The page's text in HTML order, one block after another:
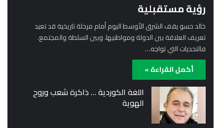
رؤية مستقبلية
خالد حسو يقف الشرق الأوسط اليوم أمام مرحلة تاريخية قد تعيد
تعريف العلاقة بين الدولة ومواطنيها، وبين السلطة والمجتمع.
فالتحديات التي تواجه…
أكمل القراءة »
اللغة الكوردية … ذاكرة شعب وروح
الهوية